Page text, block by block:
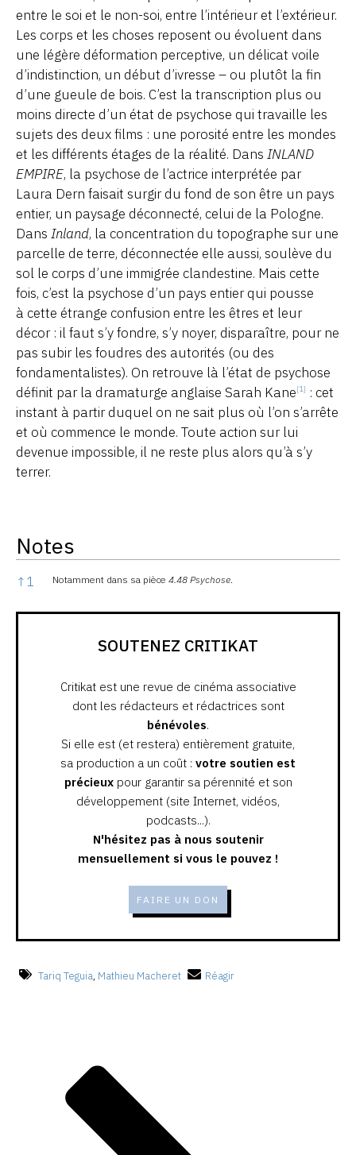
entre le soi et le non-soi, entre l’intérieur et l’extérieur.
Les corps et les choses reposent ou évoluent dans
une légère déformation perceptive, un délicat voile
d’indistinction, un début d’ivresse – ou plutôt la fin
d’une gueule de bois. C’est la transcription plus ou
moins directe d’un état de psychose qui travaille les
sujets des deux films : une porosité entre les mondes
et les différents étages de la réalité. Dans INLAND
EMPIRE, la psychose de l’actrice interprétée par
Laura Dern faisait surgir du fond de son être un pays
entier, un paysage déconnecté, celui de la Pologne.
Dans Inland, la concentration du topographe sur une
parcelle de terre, déconnectée elle aussi, soulève du
sol le corps d’une immigrée clandestine. Mais cette
fois, c’est la psychose d’un pays entier qui pousse
à cette étrange confusion entre les êtres et leur
décor : il faut s’y fondre, s’y noyer, disparaître, pour ne
pas subir les foudres des autorités (ou des
fondamentalistes). On retrouve là l’état de psychose
définit par la dramaturge anglaise Sarah Kane[1] : cet
instant à partir duquel on ne sait plus où l’on s’arrête
et où commence le monde. Toute action sur lui
devenue impossible, il ne reste plus alors qu’à s’y
terrer.
Notes
Notes
↑ 1 Notamment dans sa pièce 4.48 Psychose.
SOUTENEZ CRITIKAT
Critikat est une revue de cinéma associative
dont les rédacteurs et rédactrices sont
bénévoles.
Si elle est (et restera) entièrement gratuite,
sa production a un coût : votre soutien est
précieuxpour garantir sa pérennité et son
développement (site Internet, vidéos,
podcasts...).
N'hésitez pas à nous soutenir
mensuellement si vous le pouvez !
FAIRE UN DON
Tariq Teguia, Mathieu Macheret Réagir